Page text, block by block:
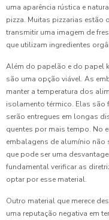
uma aparência rústica e
pizza. Muitas pizzarias estão
transmitir uma imagem de
que utilizam ingredientes
Além do papelão e do papel
são uma opção viável. As
manter a temperatura dos
isolamento térmico. Elas são
serão entregues em longas
quentes por mais tempo. No
embalagens de alumínio
que pode ser uma
fundamental verificar as
optar por esse material.
Outro material que merece
uma reputação negativa em